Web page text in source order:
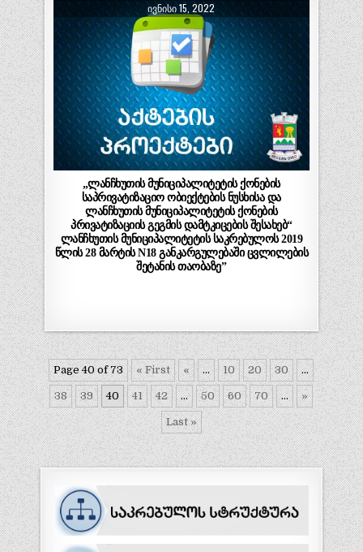
ᲘᲕᲜᲘᲡᲘ 15, 2022
„ლანჩხუთის მუნიციპალიტეტის ქონების
საპრივატიზაციო ობიექტების ნუსხისა და
ლანჩხუთის მუნიციპალიტეტის ქონების
პრივატიზაციის გეგმის დამტკიცების შესახებ“
ლანჩხუთის მუნიციპალიტეტის საკრებულოს 2019
წლის 28 მარტის N18 განკარგულებაში ცვლილების
შეტანის თაობაზე”
Page 40 of 73 « First « ... 10 20 30 ...
38 39 40 41 42 ... 50 60 70 ... »
Last »